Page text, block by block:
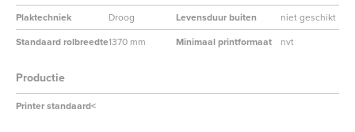
Plaktechniek Droog Levensduur buiten
niet geschikt
Standaard rolbreedte1370 mm Minimaal printformaat nvt
Productie
Printer standaard<